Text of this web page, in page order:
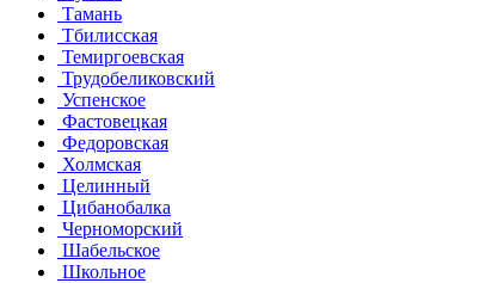
Тамань
Тбилисская
Темиргоевская
Трудобеликовский
Успенское
Фастовецкая
Федоровская
Холмская
Целинный
Цибанобалка
Черноморский
Шабельское
Школьное